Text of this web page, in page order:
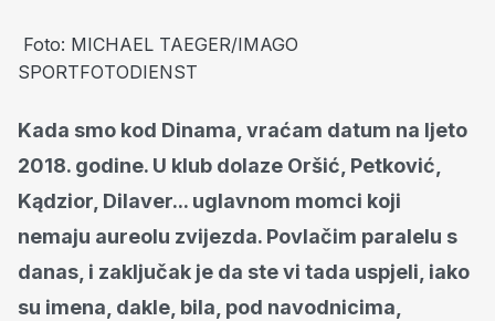
Foto: MICHAEL TAEGER/IMAGO
SPORTFOTODIENST
Kada smo kod Dinama, vraćam datum na ljeto
2018. godine. U klub dolaze Oršić, Petković,
Kądzior, Dilaver... uglavnom momci koji
nemaju aureolu zvijezda. Povlačim paralelu s
danas, i zaključak je da ste vi tada uspjeli, iako
su imena, dakle, bila, pod navodnicima,